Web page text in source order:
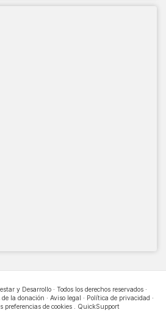
y Desarrollo · Todos los derechos reservados ·
de la donación · Aviso legal · Política de privacidad ·
preferencias de cookies . QuickSupport